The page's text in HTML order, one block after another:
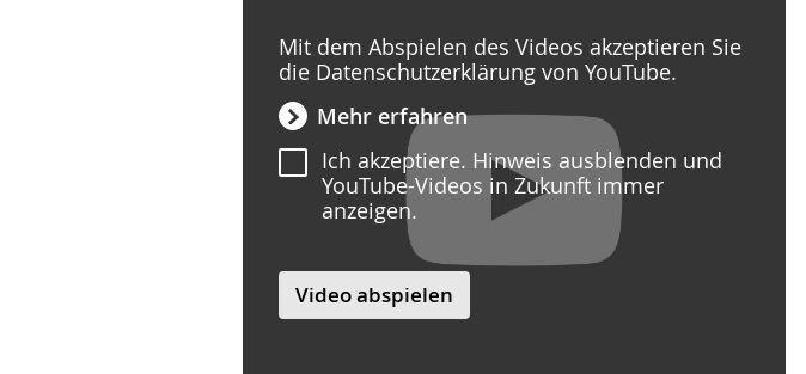
Mit dem Abspielen des Videos akzeptieren Sie
die Datenschutzerklärung von YouTube.
Mehr erfahren
Ich akzeptiere. Hinweis ausblenden und
YouTube-Videos in Zukunft immer
anzeigen.
Video abspielen